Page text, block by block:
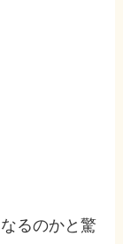
るのかと驚